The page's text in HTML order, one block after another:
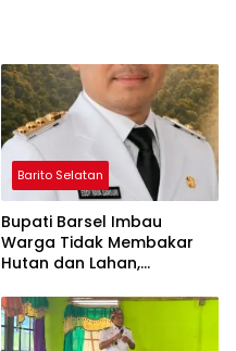
Barito Selatan
Bupati Barsel Imbau
Warga Tidak Membakar
Hutan dan Lahan,
Bebas Kabut Asap